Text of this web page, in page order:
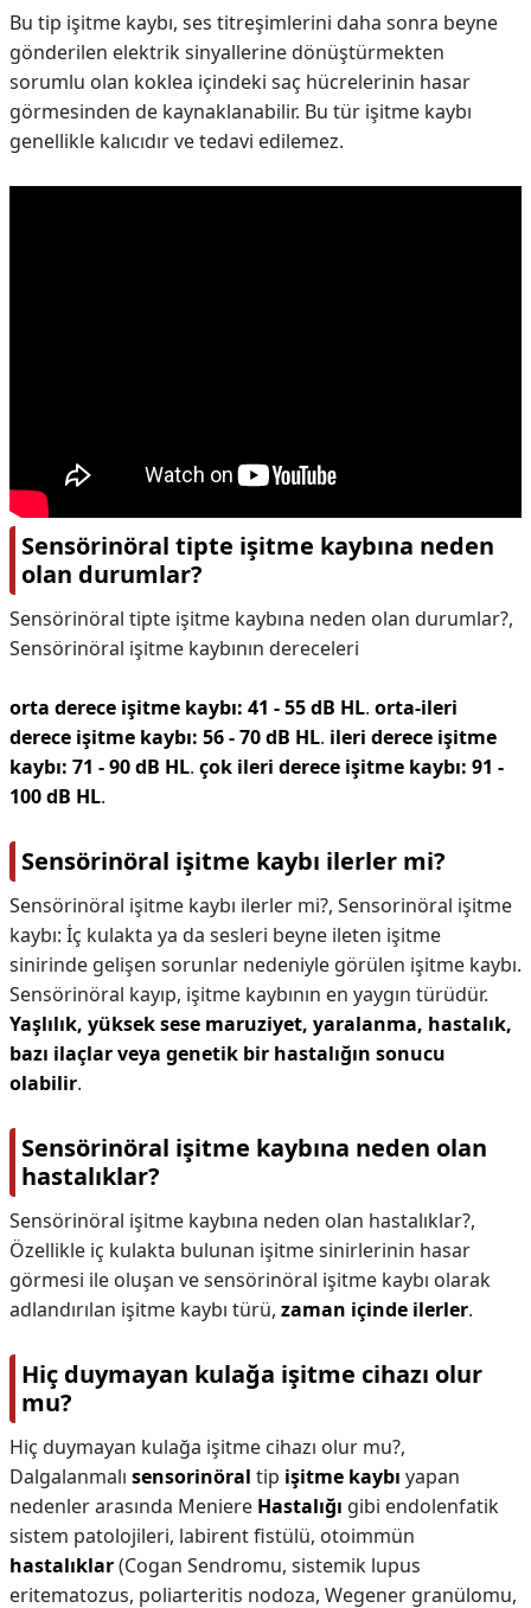
Bu tip işitme kaybı, ses titreşimlerini daha sonra beyne
gönderilen elektrik sinyallerine dönüştürmekten
sorumlu olan koklea içindeki saç hücrelerinin hasar
görmesinden de kaynaklanabilir. Bu tür işitme kaybı
genellikle kalıcıdır ve tedavi edilemez.
Sensörinöral tipte işitme kaybına neden
olan durumlar?
Sensörinöral tipte işitme kaybına neden olan durumlar?,
Sensörinöral işitme kaybının dereceleri
orta derece işitme kaybı: 41 - 55 dB HL. orta-ileri
derece işitme kaybı: 56 - 70 dB HL. ileri derece işitme
kaybı: 71 - 90 dB HL. çok ileri derece işitme kaybı: 91 -
100 dB HL.
Sensörinöral işitme kaybı ilerler mi?
Sensörinöral işitme kaybı ilerler mi?, Sensorinöral işitme
kaybı: İç kulakta ya da sesleri beyne ileten işitme
sinirinde gelişen sorunlar nedeniyle görülen işitme kaybı.
Sensörinöral kayıp, işitme kaybının en yaygın türüdür.
Yaşlılık, yüksek sese maruziyet, yaralanma, hastalık,
bazı ilaçlar veya genetik bir hastalığın sonucu
olabilir.
Sensörinöral işitme kaybına neden olan
hastalıklar?
Sensörinöral işitme kaybına neden olan hastalıklar?,
Özellikle iç kulakta bulunan işitme sinirlerinin hasar
görmesi ile oluşan ve sensörinöral işitme kaybı olarak
adlandırılan işitme kaybı türü, zaman içinde ilerler.
Hiç duymayan kulağa işitme cihazı olur
mu?
Hiç duymayan kulağa işitme cihazı olur mu?,
Dalgalanmalı sensorinöral tip işitme kaybı yapan
nedenler arasında Meniere Hastalığı gibi endolenfatik
sistem patolojileri, labirent fistülü, otoimmün
hastalıklar(Cogan Sendromu, sistemik lupus
eritematozus, poliarteritis nodoza, Wegener granülomu,